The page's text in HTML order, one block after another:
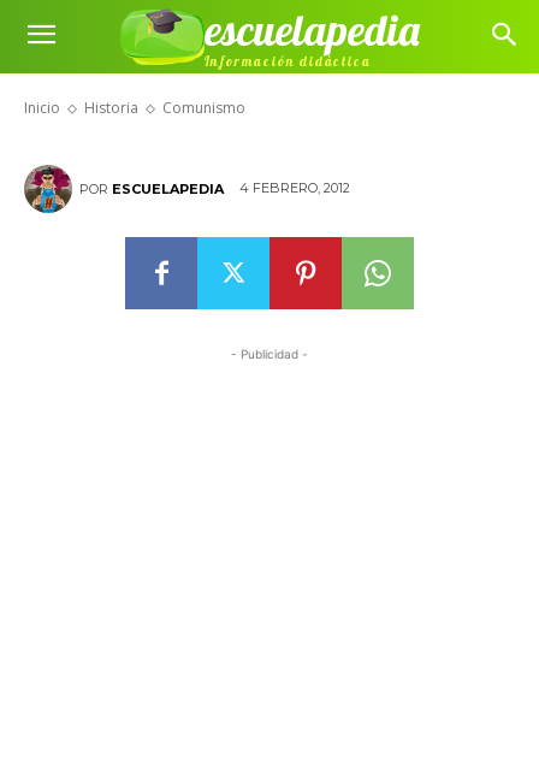
escuelapedia
Información didáctica
Inicio Historia Comunismo
Comunismo
POR ESCUELAPEDIA 4 FEBRERO, 2012
- Publicidad -